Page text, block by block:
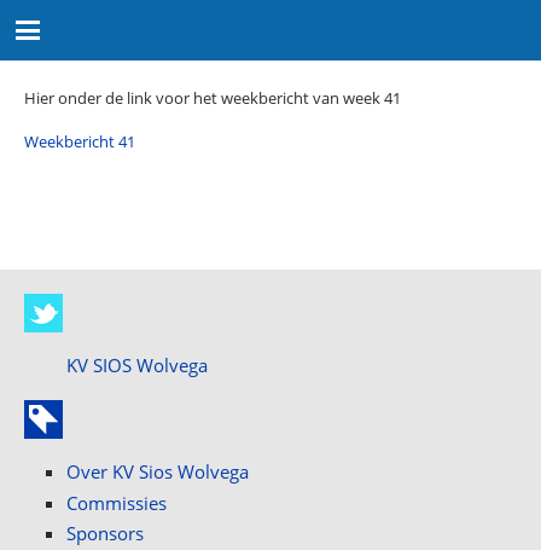
Hier onder de link voor het weekbericht van week 41
Weekbericht 41
KV SIOS Wolvega
Over KV Sios Wolvega
Commissies
Sponsors